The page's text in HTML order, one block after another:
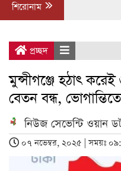
শিরোনাম
প্রচ্ছদ
মুন্সীগঞ্জে হঠাৎ
বেতন বন্ধ,
নিউজ সেভেন্টি ওয়ান
০৭ নভেম্বর, ২০২৫ | সময়ঃ